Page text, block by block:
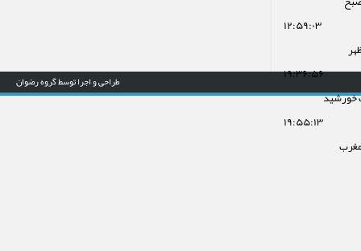
۱۲:۵۹:۰۳
۱۹:۳۶:۵۶
خورشید
۱۹:۵۵:۱۳
طراحی و اجرا توسط گروه رضوان